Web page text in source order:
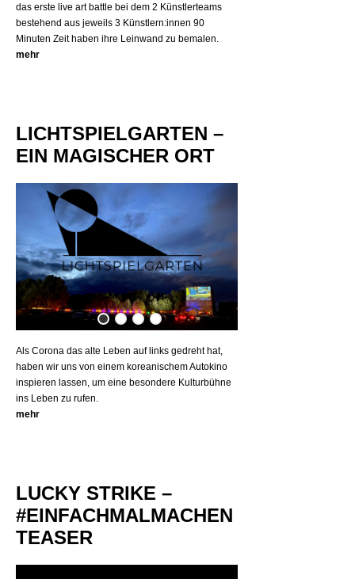
das erste live art battle bei dem 2 Künstlerteams
bestehend aus jeweils 3 Künstlern:innen 90
Minuten Zeit haben ihre Leinwand zu bemalen.
mehr
LICHTSPIELGARTEN –
EIN MAGISCHER ORT
Als Corona das alte Leben auf links gedreht hat,
haben wir uns von einem koreanischem Autokino
inspieren lassen, um eine besondere Kulturbühne
ins Leben zu rufen.
mehr
LUCKY STRIKE –
#EINFACHMALMACHEN
TEASER